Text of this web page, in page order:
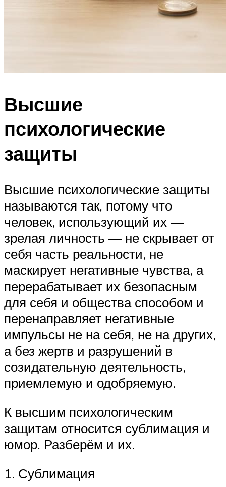
Высшие
психологические
защиты
Высшие психологические защиты
называются так, потому что
человек, использующий их —
зрелая личность — не скрывает от
себя часть реальности, не
маскирует негативные чувства, а
перерабатывает их безопасным
для себя и общества способом и
перенаправляет негативные
импульсы не на себя, не на других,
а без жертв и разрушений в
созидательную деятельность,
приемлемую и одобряемую.
К высшим психологическим
защитам относится сублимация и
юмор. Разберём и их.
1. Сублимация